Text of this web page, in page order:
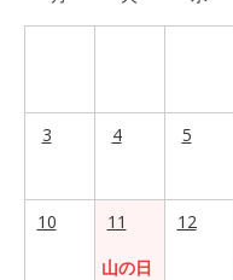
3 4 5
10
11
山の日
12